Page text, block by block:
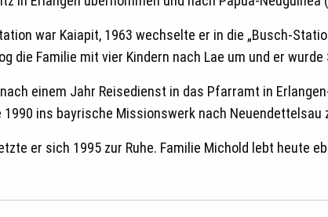
war Kaiapit, 1963 wechselte er in die „Busch-
die Familie mit vier Kindern nach Lae um und er
einem Jahr Reisedienst in das Pfarramt in
ins bayrische Missionswerk nach Neuendettelsau
er sich 1995 zur Ruhe. Familie Michold lebt heute